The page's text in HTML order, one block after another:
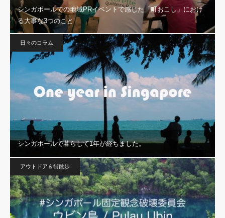
シンガポールでの地域PRイベントで感じた「町おこし」におけ
る大事な3つのこと
日々のコラム
シンガポールで暮らして1年が経ちました。
アウトドア＆街散歩